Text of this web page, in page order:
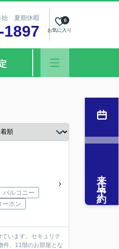
始 夏期休暇
1897 お気に入り
0
バルコニー
ーホン
います。セキュリテ
件、11階のお部屋とな
来店予約